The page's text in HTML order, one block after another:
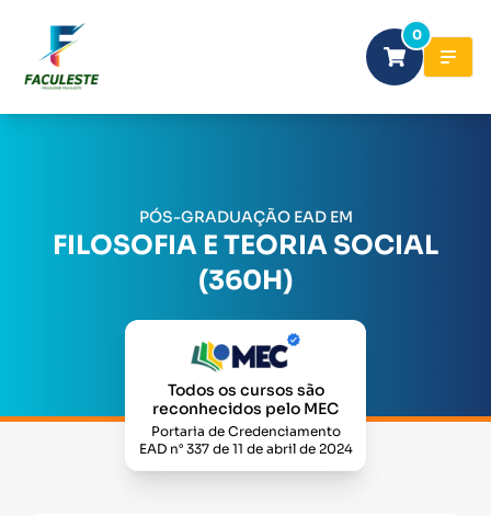
0
PÓS-GRADUAÇÃO EAD EM
FILOSOFIA E TEORIA SOCIAL
(360H)
Todos os cursos são
reconhecidos pelo MEC
Portaria de Credenciamento
EAD n° 337 de 11 de abril de 2024